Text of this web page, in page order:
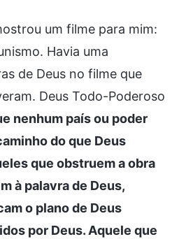
um filme para mim:
Havia uma
de Deus no filme que
Deus Todo-Poderoso
nenhum país ou poder
do que Deus
que obstruem a obra
à palavra de Deus,
o plano de Deus
por Deus. Aquele que